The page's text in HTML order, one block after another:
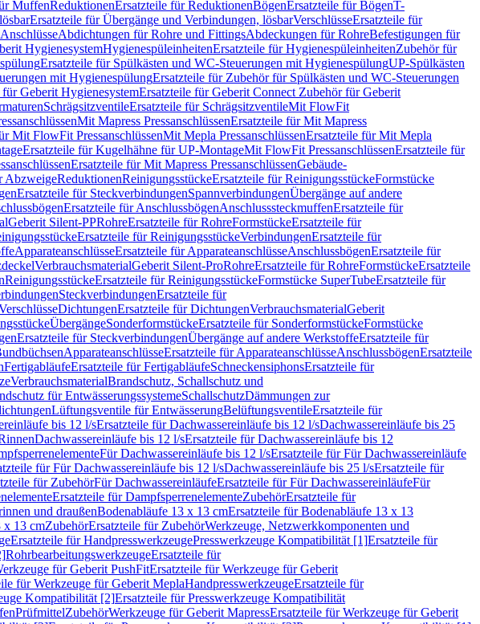
MuffenReduktionenErsatzteile für ReduktionenBögenErsatzteile für BögenT-
Ersatzteile für Übergänge und Verbindungen, lösbarVerschlüsseErsatzteile für
Abdichtungen für Rohre und FittingsAbdeckungen für RohreBefestigungen für
HygienesystemHygienespüleinheitenErsatzteile für HygienespüleinheitenZubehör für
Ersatzteile für Spülkästen und WC-Steuerungen mit HygienespülungUP-Spülkästen
mit HygienespülungErsatzteile für Zubehör für Spülkästen und WC-Steuerungen
Geberit HygienesystemErsatzteile für Geberit Connect Zubehör für Geberit
SchrägsitzventileErsatzteile für SchrägsitzventileMit FlowFit
Mit Mapress PressanschlüssenErsatzteile für Mit Mapress
Mit FlowFit PressanschlüssenMit Mepla PressanschlüssenErsatzteile für Mit Mepla
Ersatzteile für Kugelhähne für UP-MontageMit FlowFit PressanschlüssenErsatzteile für
Ersatzteile für Mit Mapress PressanschlüssenGebäude-
AbzweigeReduktionenReinigungsstückeErsatzteile für ReinigungsstückeFormstücke
Ersatzteile für SteckverbindungenSpannverbindungenÜbergänge auf andere
Ersatzteile für AnschlussbögenAnschlusssteckmuffenErsatzteile für
Geberit Silent-PPRohreErsatzteile für RohreFormstückeErsatzteile für
Ersatzteile für ReinigungsstückeVerbindungenErsatzteile für
ApparateanschlüsseErsatzteile für ApparateanschlüsseAnschlussbögenErsatzteile für
VerbrauchsmaterialGeberit Silent-ProRohreErsatzteile für RohreFormstückeErsatzteile
ReinigungsstückeErsatzteile für ReinigungsstückeFormstücke SuperTubeErsatzteile für
SteckverbindungenErsatzteile für
DichtungenErsatzteile für DichtungenVerbrauchsmaterialGeberit
ÜbergängeSonderformstückeErsatzteile für SonderformstückeFormstücke
Ersatzteile für SteckverbindungenÜbergänge auf andere WerkstoffeErsatzteile für
ApparateanschlüsseErsatzteile für ApparateanschlüsseAnschlussbögenErsatzteile
FertigabläufeErsatzteile für FertigabläufeSchneckensiphonsErsatzteile für
VerbrauchsmaterialBrandschutz, Schallschutz und
für EntwässerungssystemeSchallschutzDämmungen zur
Lüftungsventile für EntwässerungBelüftungsventileErsatzteile für
bis 12 l/sErsatzteile für Dachwassereinläufe bis 12 l/sDachwassereinläufe bis 25
Dachwassereinläufe bis 12 l/sErsatzteile für Dachwassereinläufe bis 12
Für Dachwassereinläufe bis 12 l/sErsatzteile für Für Dachwassereinläufe
für Für Dachwassereinläufe bis 12 l/sDachwassereinläufe bis 25 l/sErsatzteile für
für ZubehörFür DachwassereinläufeErsatzteile für Für DachwassereinläufeFür
Ersatzteile für DampfsperrenelementeZubehörErsatzteile für
und draußenBodenabläufe 13 x 13 cmErsatzteile für Bodenabläufe 13 x 13
x 13 cmZubehörErsatzteile für ZubehörWerkzeuge, Netzwerkkomponenten und
Ersatzteile für HandpresswerkzeugePresswerkzeuge Kompatibilität [1]Ersatzteile für
RohrbearbeitungswerkzeugeErsatzteile für
für Geberit PushFitErsatzteile für Werkzeuge für Geberit
für Werkzeuge für Geberit MeplaHandpresswerkzeugeErsatzteile für
Kompatibilität [2]Ersatzteile für Presswerkzeuge Kompatibilität
PrüfmittelZubehörWerkzeuge für Geberit MapressErsatzteile für Werkzeuge für Geberit